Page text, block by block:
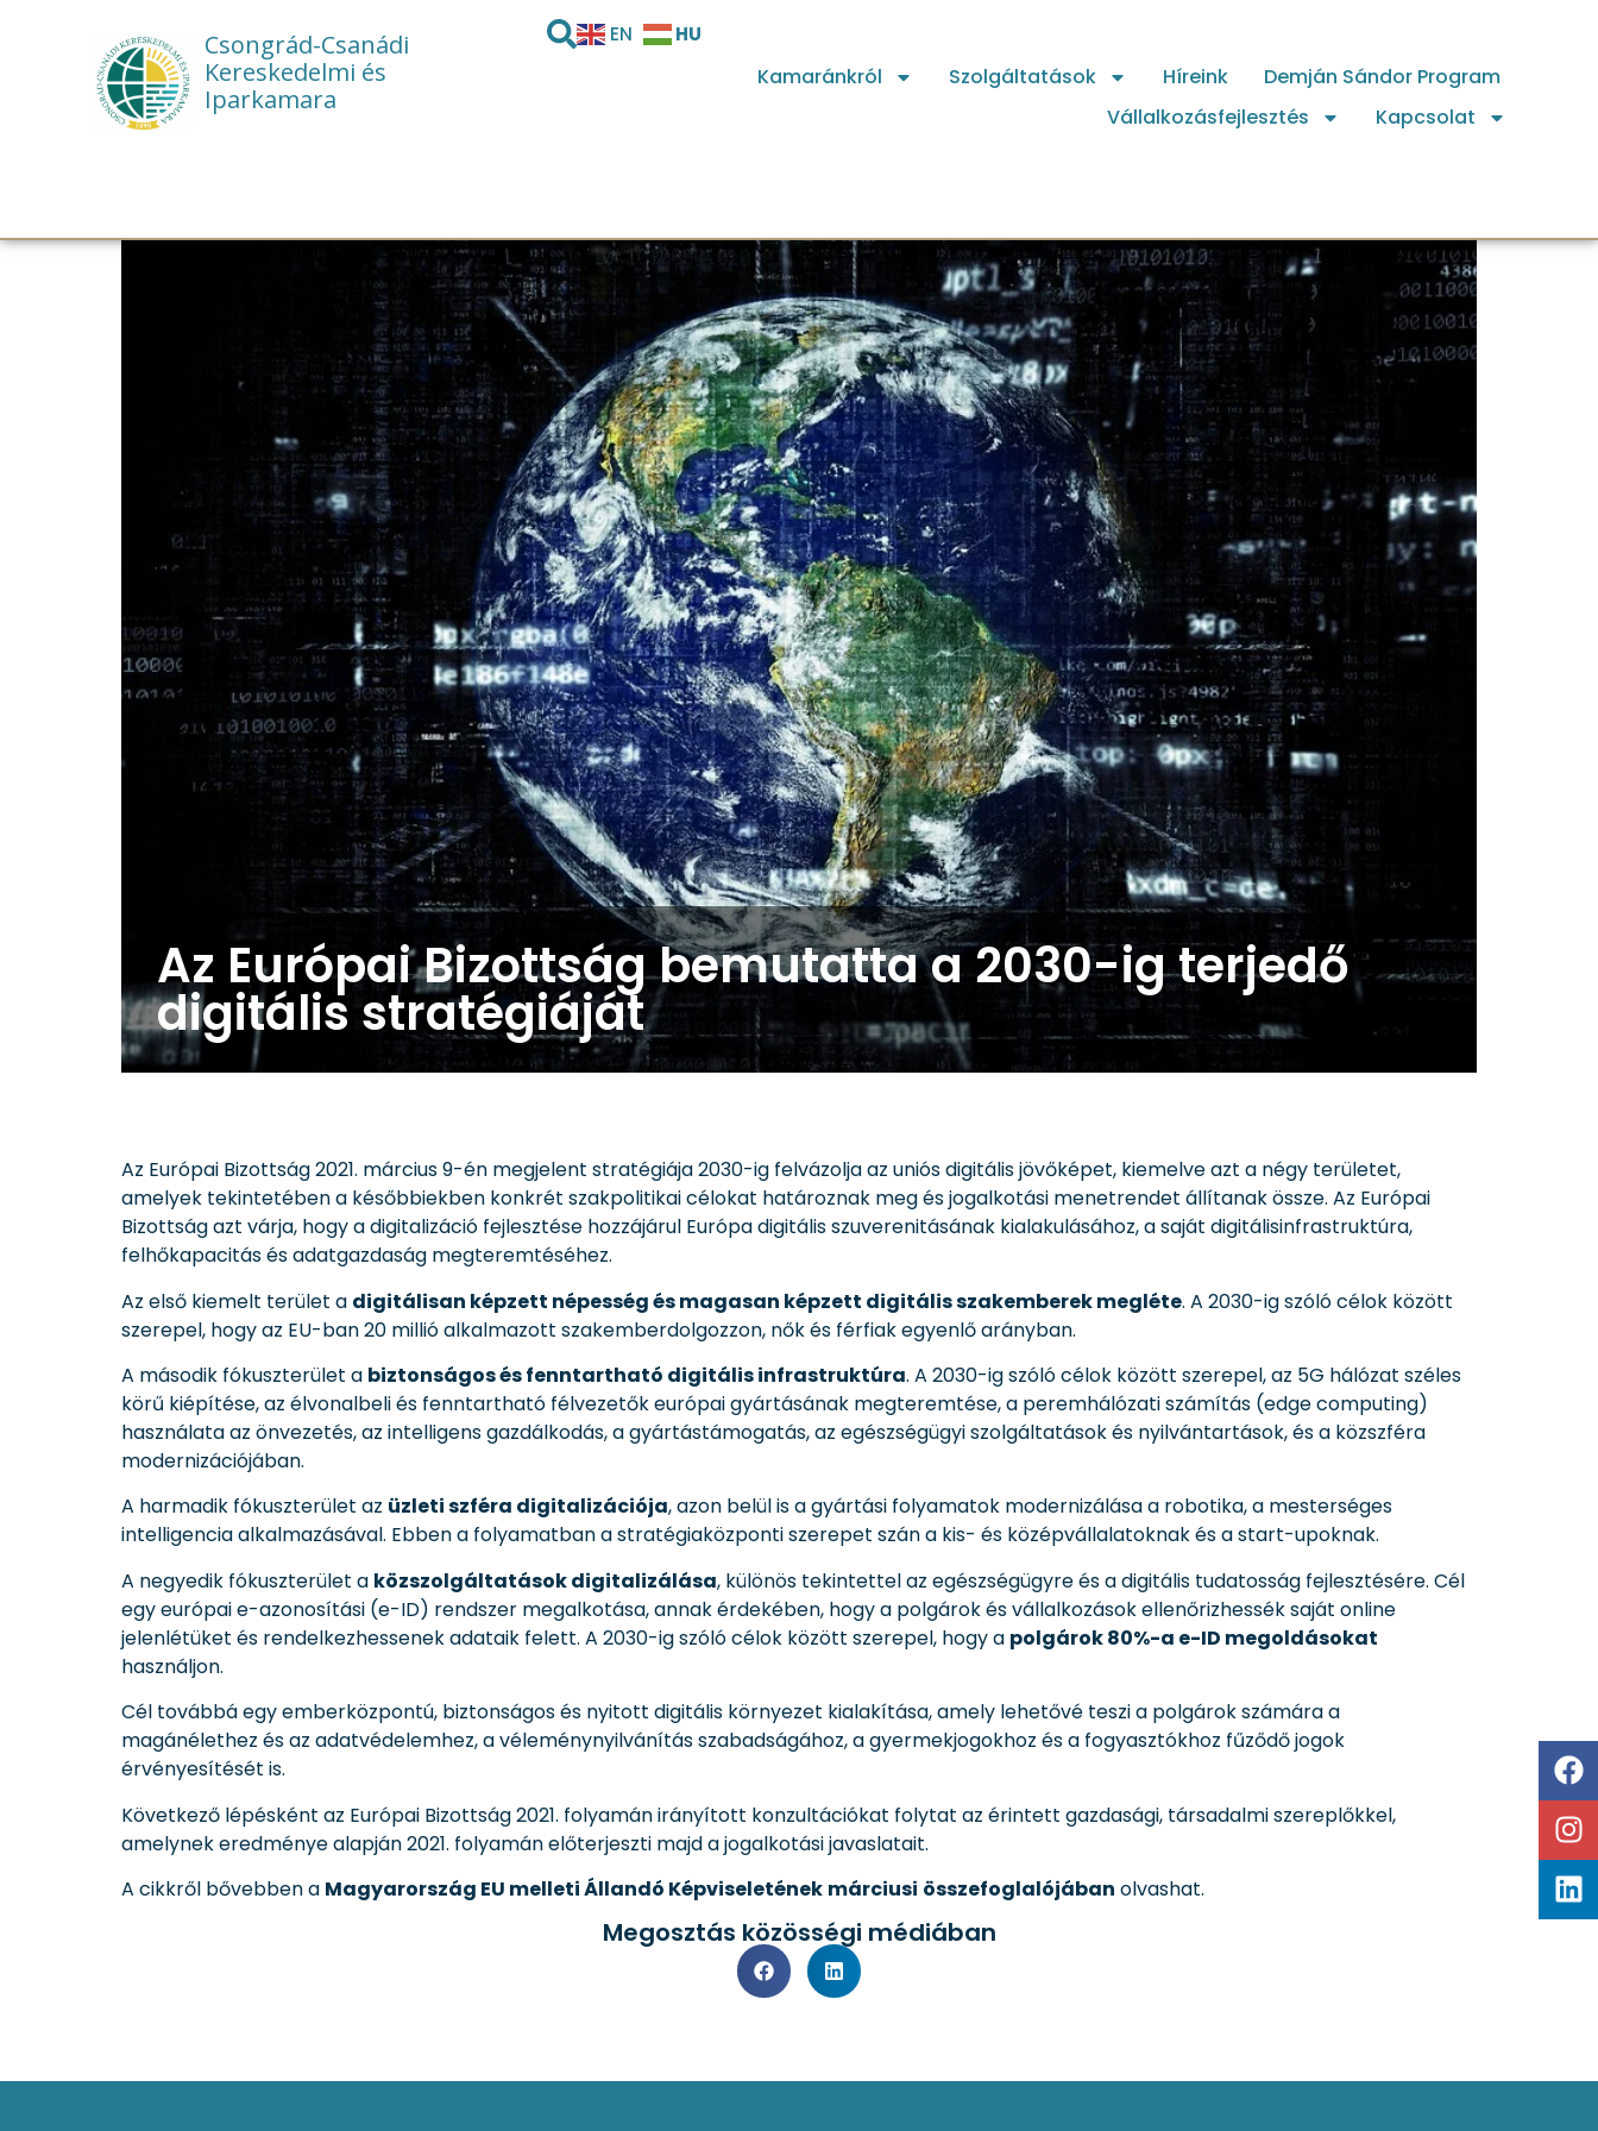
Csongrád-Csanádi
Kereskedelmi és
Iparkamara
EN HU
Kamaránkról Szolgáltatások Híreink
Demján Sándor Program
Vállalkozásfejlesztés
Kapcsolat
Az Európai Bizottság bemutatta a 2030-ig terjedő
digitális stratégiáját
Az Európai Bizottság 2021. március 9-én megjelent stratégiája 2030-ig felvázolja az uniós digitális jövőképet, kiemelve azt a négy területet,
amelyek tekintetében a későbbiekben konkrét szakpolitikai célokat határoznak meg és jogalkotási menetrendet állítanak össze. Az Európai
Bizottság azt várja, hogy a digitalizáció fejlesztése hozzájárul Európa digitális szuverenitásának kialakulásához, a saját digitálisinfrastruktúra,
felhőkapacitás és adatgazdaság megteremtéséhez.
Az első kiemelt terület a digitálisan képzett népesség és magasan képzett digitális szakemberek megléte. A 2030-ig szóló célok között
szerepel, hogy az EU-ban 20 millió alkalmazott szakemberdolgozzon, nők és férfiak egyenlő arányban.
A második fókuszterület a biztonságos és fenntartható digitális infrastruktúra. A 2030-ig szóló célok között szerepel, az 5G hálózat széles
körű kiépítése, az élvonalbeli és fenntartható félvezetők európai gyártásának megteremtése, a peremhálózati számítás (edge computing)
használata az önvezetés, az intelligens gazdálkodás, a gyártástámogatás, az egészségügyi szolgáltatások és nyilvántartások, és a közszféra
modernizációjában.
A harmadik fókuszterület az üzleti szféra digitalizációja, azon belül is a gyártási folyamatok modernizálása a robotika, a mesterséges
intelligencia alkalmazásával. Ebben a folyamatban a stratégiaközponti szerepet szán a kis- és középvállalatoknak és a start-upoknak.
A negyedik fókuszterület a közszolgáltatások digitalizálása, különös tekintettel az egészségügyre és a digitális tudatosság fejlesztésére. Cél
egy európai e-azonosítási (e-ID) rendszer megalkotása, annak érdekében, hogy a polgárok és vállalkozások ellenőrizhessék saját online
jelenlétüket és rendelkezhessenek adataik felett. A 2030-ig szóló célok között szerepel, hogy a polgárok 80%-a e-ID megoldásokat
használjon.
Cél továbbá egy emberközpontú, biztonságos és nyitott digitális környezet kialakítása, amely lehetővé teszi a polgárok számára a
magánélethez és az adatvédelemhez, a véleménynyilvánítás szabadságához, a gyermekjogokhoz és a fogyasztókhoz fűződő jogok
érvényesítését is.
Következő lépésként az Európai Bizottság 2021. folyamán irányított konzultációkat folytat az érintett gazdasági, társadalmi szereplőkkel,
amelynek eredménye alapján 2021. folyamán előterjeszti majd a jogalkotási javaslatait.
A cikkről bővebben a Magyarország EU melleti Állandó Képviseletének márciusi összefoglalójában olvashat.
Megosztás közösségi médiában